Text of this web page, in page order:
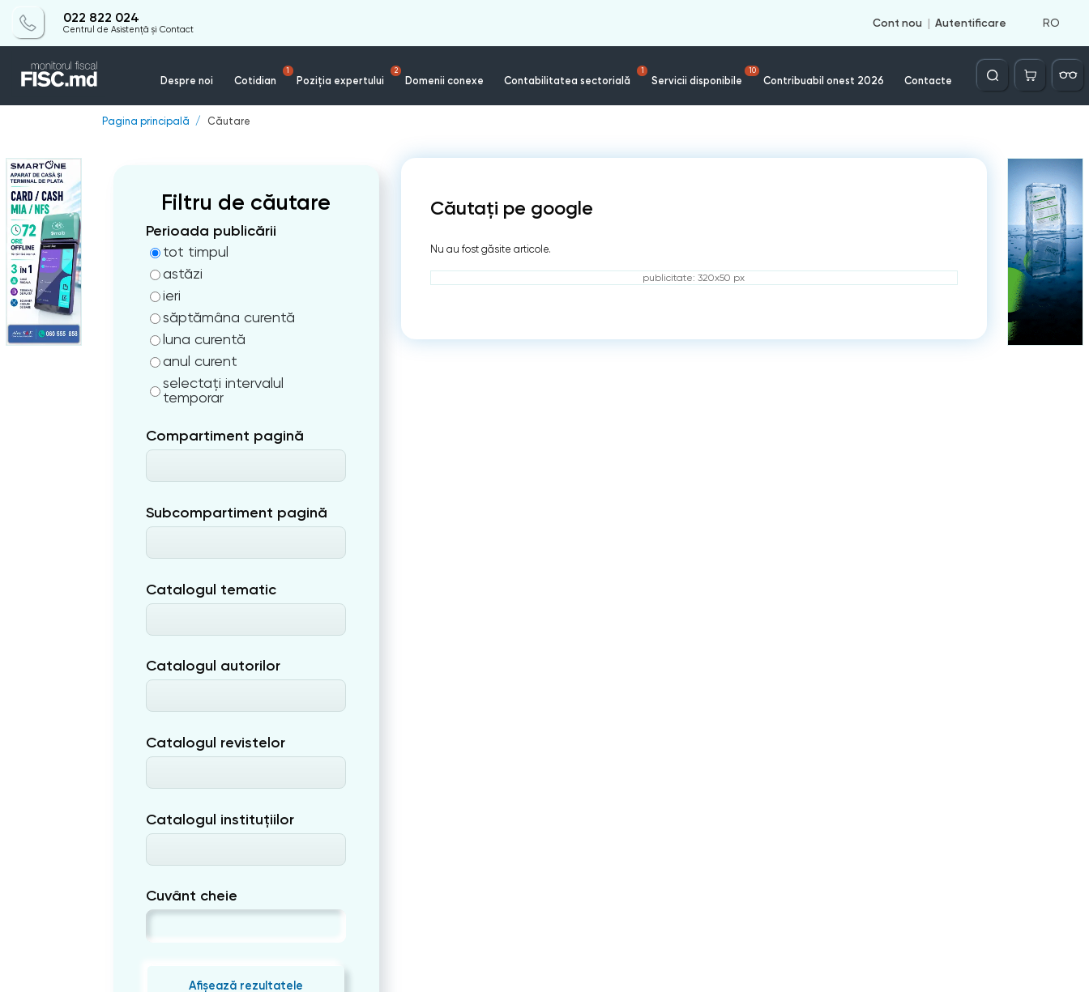
022 822 024
Centrul de Asistență și Contact
Cont nou Autentificare RO
Despre noi Cotidian
1
Poziția expertului
2
Domenii conexe Contabilitatea sectorială
1
Servicii disponibile
10
Contribuabil onest 2026 Contacte
Căutare
Pagina principală Căutare
Filtru de căutare
Perioada publicării
tot timpul
astăzi
ieri
săptămâna curentă
luna curentă
anul curent
selectați intervalul
temporar
Compartiment pagină
Subcompartiment pagină
Catalogul tematic
Catalogul autorilor
Catalogul revistelor
Catalogul instituțiilor
Cuvânt cheie
Afișează rezultatele
Căutați pe google
Nu au fost găsite articole.
publicitate: 320x50 px